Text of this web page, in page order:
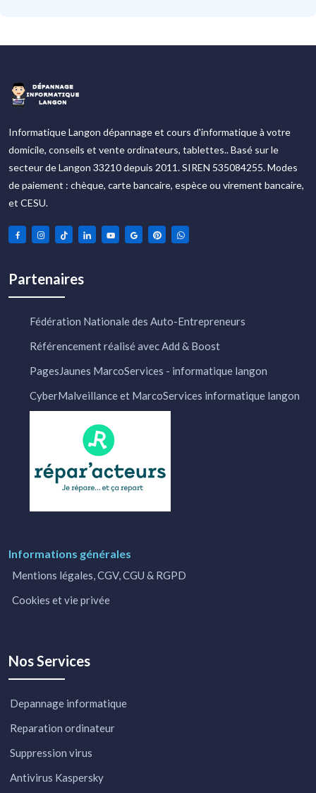
Informatique Langon dépannage et cours d'informatique à votre
domicile, conseils et vente ordinateurs, tablettes.. Basé sur le
secteur de Langon 33210 depuis 2011. SIREN 535084255. Modes
de paiement : chèque, carte bancaire, espèce ou virement bancaire,
et CESU.
Partenaires
Fédération Nationale des Auto-Entrepreneurs
Référencement réalisé avec Add & Boost
PagesJaunes MarcoServices - informatique langon
CyberMalveillance et MarcoServices informatique langon
Informations générales
Mentions légales, CGV, CGU & RGPD
Cookies et vie privée
Nos Services
Depannage informatique
Reparation ordinateur
Suppression virus
Antivirus Kaspersky